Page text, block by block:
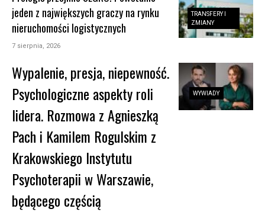
TRANSFERY I
ZMIANY
jeden z największych graczy na rynku
nieruchomości logistycznych
7 sierpnia, 2026
WYWIADY
Wypalenie, presja, niepewność.
Psychologiczne aspekty roli
lidera. Rozmowa z Agnieszką
Pach i Kamilem Rogulskim z
Krakowskiego Instytutu
Psychoterapii w Warszawie,
będącego częścią